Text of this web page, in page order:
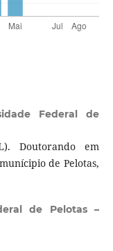
Federal de
Doutorando em
de Pelotas,
de Pelotas –